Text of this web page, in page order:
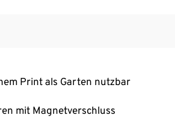
Print als Garten nutzbar
mit Magnetverschluss